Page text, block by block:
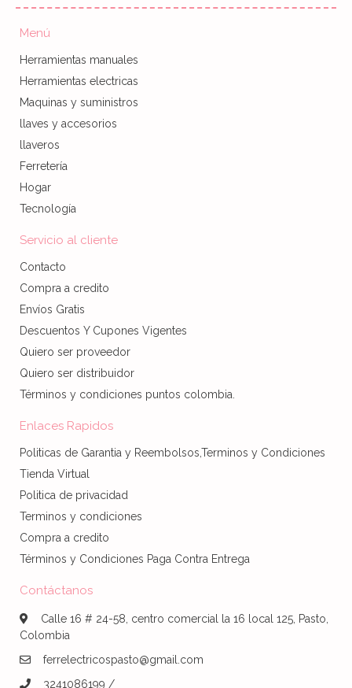
Menú
Herramientas manuales
Herramientas electricas
Maquinas y suministros
llaves y accesorios
llaveros
Ferretería
Hogar
Tecnología
Servicio al cliente
Contacto
Compra a credito
Envíos Gratis
Descuentos Y Cupones Vigentes
Quiero ser proveedor
Quiero ser distribuidor
Términos y condiciones puntos colombia.
Enlaces Rapidos
Politicas de Garantia y Reembolsos,Terminos y Condiciones
Tienda Virtual
Politica de privacidad
Terminos y condiciones
Compra a credito
Términos y Condiciones Paga Contra Entrega
Contáctanos
Calle 16 # 24-58, centro comercial la 16 local 125, Pasto,
Colombia
ferrelectricospasto@gmail.com
3241086199 /